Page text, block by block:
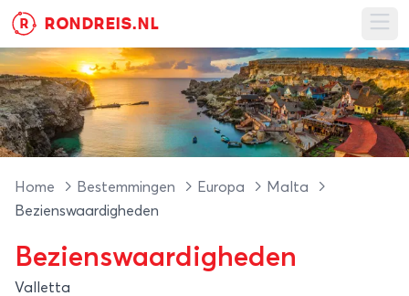
R RONDREIS.NL
Home Bestemmingen Europa
Malta
Bezienswaardigheden
Bezienswaardigheden
Valletta